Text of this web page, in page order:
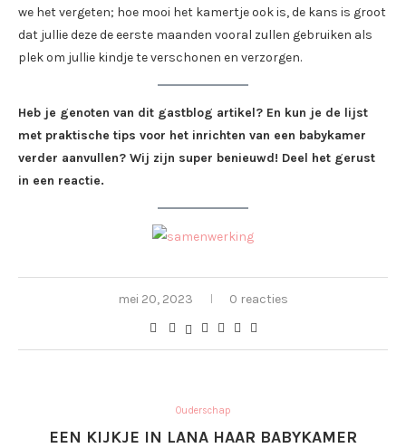
we het vergeten; hoe mooi het kamertje ook is, de kans is groot
dat jullie deze de eerste maanden vooral zullen gebruiken als
plek om jullie kindje te verschonen en verzorgen.
Heb je genoten van dit gastblog artikel? En kun je de lijst
met praktische tips voor het inrichten van een babykamer
verder aanvullen? Wij zijn super benieuwd! Deel het gerust
in een reactie.
mei 20, 2023 0 reacties
Ouderschap
EEN KIJKJE IN LANA HAAR BABYKAMER